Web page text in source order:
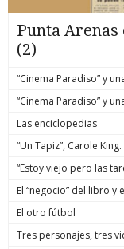
Punta Arenas
(2)
“Cinema Paradiso” y
“Cinema Paradiso” y
Las enciclopedias
“Un Tapiz”, Carole
“Estoy viejo pero las
El “negocio” del libro
El otro fútbol
Tres personajes, tres